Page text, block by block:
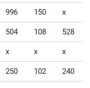
996 150 x
504 108 528
x x x
250 102 240